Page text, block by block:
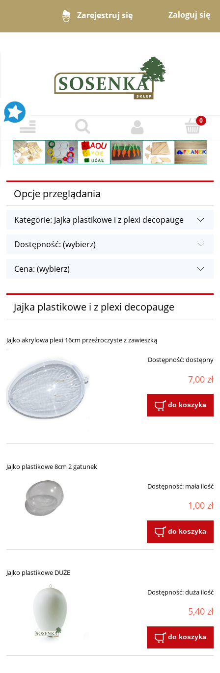
Zarejestruj się Zaloguj się
Opcje przeglądania
Kategorie: Jajka plastikowe i z plexi decopauge
Dostępność: (wybierz)
Cena: (wybierz)
Jajka plastikowe i z plexi decopauge
Jajko akrylowa plexi 16cm przeźroczyste z zawieszką
Dostępność:dostępny
7,00 zł
do koszyka
Jajko plastikowe 8cm 2 gatunek
Dostępność: mała ilość
1,00 zł
do koszyka
Jajko plastikowe DUŻE
Dostępność:duża ilość
5,40 zł
do koszyka